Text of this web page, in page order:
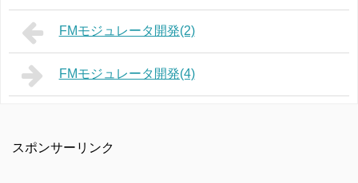
FMモジュレータ開発(2)
FMモジュレータ開発(4)
スポンサーリンク